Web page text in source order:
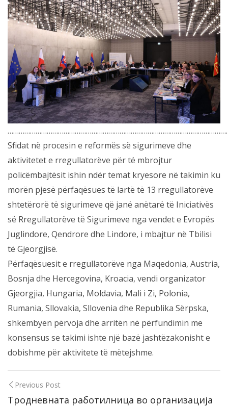
Sfidat në procesin e reformës së sigurimeve dhe
aktivitetet e rregullatorëve për të mbrojtur
policëmbajtësit ishin ndër temat kryesore në takimin ku
morën pjesë përfaqësues të lartë të 13 rregullatorëve
shtetërorë të sigurimeve që janë anëtarë të Iniciativës
së Rregullatorëve të Sigurimeve nga vendet e Evropës
Juglindore, Qendrore dhe Lindore, i mbajtur në Tbilisi
të Gjeorgjisë.
Përfaqësuesit e rregullatorëve nga Maqedonia, Austria,
Bosnja dhe Hercegovina, Kroacia, vendi organizator
Gjeorgjia, Hungaria, Moldavia, Mali i Zi, Polonia,
Rumania, Sllovakia, Sllovenia dhe Republika Sërpska,
shkëmbyen përvoja dhe arritën në përfundimin me
konsensus se takimi ishte një bazë jashtëzakonisht e
dobishme për aktivitete të mëtejshme.
Previous Post
Тродневната работилница во организација